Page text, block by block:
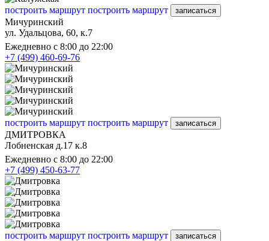
построить маршрут построить маршрут записаться
Мичуринский
ул. Удальцова, 60, к.7
Ежедневно с 8:00 до 22:00
+7 (499) 460-69-76
построить маршрут построить маршрут записаться
ДМИТРОВКА
Лобненская д.17 к.8
Ежедневно с 8:00 до 22:00
+7 (499) 450-63-77
построить маршрут построить маршрут записаться